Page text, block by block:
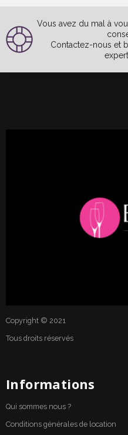
Vous avez du mal à
Contactez-nous et
Copyright © 2021
Tous droits réservés
Informations
Qui sommes nous ?
Conditions générales de location